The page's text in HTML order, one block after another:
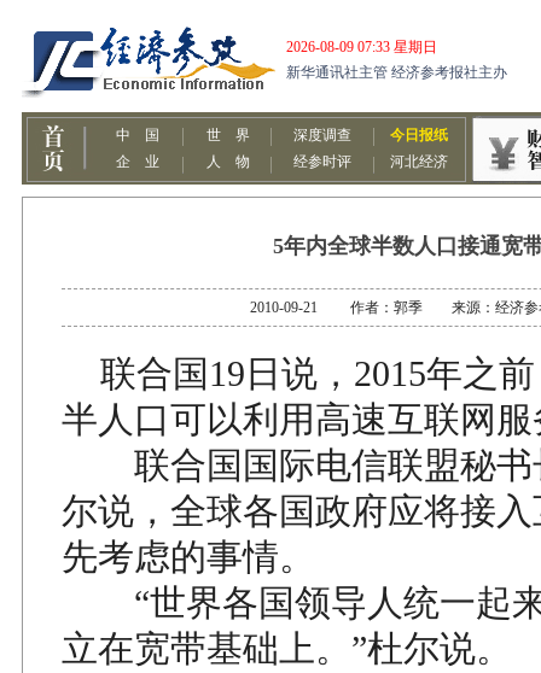
5年内全球半数人口接通宽
2010-09-21 作者：郭季 来源：经济参
联合国19日说，2015年之
半人口可以利用高速互联网
联合国国际电信联盟秘书
尔说，全球各国政府应将接
先考虑的事情。
“世界各国领导人统一起
立在宽带基础上。”杜尔说。